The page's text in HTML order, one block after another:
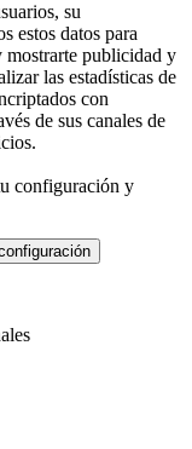
su
estos datos para
mostrarte publicidad y
las estadísticas de
con
de sus canales de
configuración y